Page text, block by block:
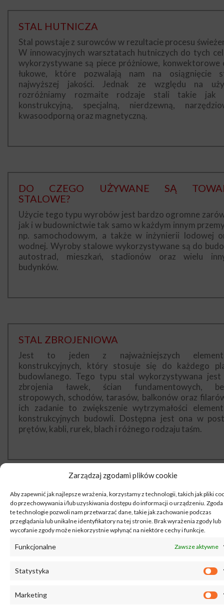
Zarządzaj zgodami plików cookie
Aby zapewnić jak najlepsze wrażenia, korzystamy z technologii, takich jak pliki
do przechowywania i/lub uzyskiwania dostępu do informacji o urządzeniu. Zgoda
te technologie pozwoli nam przetwarzać dane, takie jak zachowanie podczas
przeglądania lub unikalne identyfikatory na tej stronie. Brak wyrażenia zgody lub
wycofanie zgody może niekorzystnie wpłynąć na niektóre cechy i funkcje.
Funkcjonalne Zawsze aktywne
Statystyka
Marketing
STAL HUTNICZA
Stal powstaje z surowców w rezultacie procesu
W innowacyjnych warsztatach hutniczych do tych
wykorzystywane są piece próżniowe, konwektorowe
łukowe, które pozwalają nam na osiągnięcie
najwyższej jakości. Jednak ze względu na
rozróżniamy rozmaite rodzaje stali takie jak
konstrukcyjną, specjalną, nierdzewną,
kwasoodporną oraz magnetyczną.
DO CZEGO UŻYWANE SĄ
STALOWE?
Użycie tego typu wyrobów jest bardzo ogromne
jak i w budownictwie tak samo w każdym innym
np. samochodowym, a także w inżynierii lodowej
wodnej. Wyroby stalowe wykorzystywane są do
autostrad, mieszkań, stadionów oraz wielu
budynków.
STAL ZBROJENIOWA
Jest to jeden z najważniejszych
konstrukcyjnych, który stosuje się do każdego
budowlanego. Tego typu stal wykorzystywana
zbrojenia ławek, ścian fundamentowych,
stropowych, schodów, tarasów, balkonów oraz
ich zadanie to zwiększenie wytrzymałości
konstrukcyjnych budowli. Dostępna jest ona w
prętów, kabli, rurek, blach i różnego rodzaju taśm.
PRĘTY ZE STALI NIERDZEWNEJ
Są one odporne na destrukcje oraz
niekorzystnych warunków zewnętrznych. We wsi
hydraulice, sektorze spożywczym, samochodowym
działanie oleju smaru oraz paliwa.